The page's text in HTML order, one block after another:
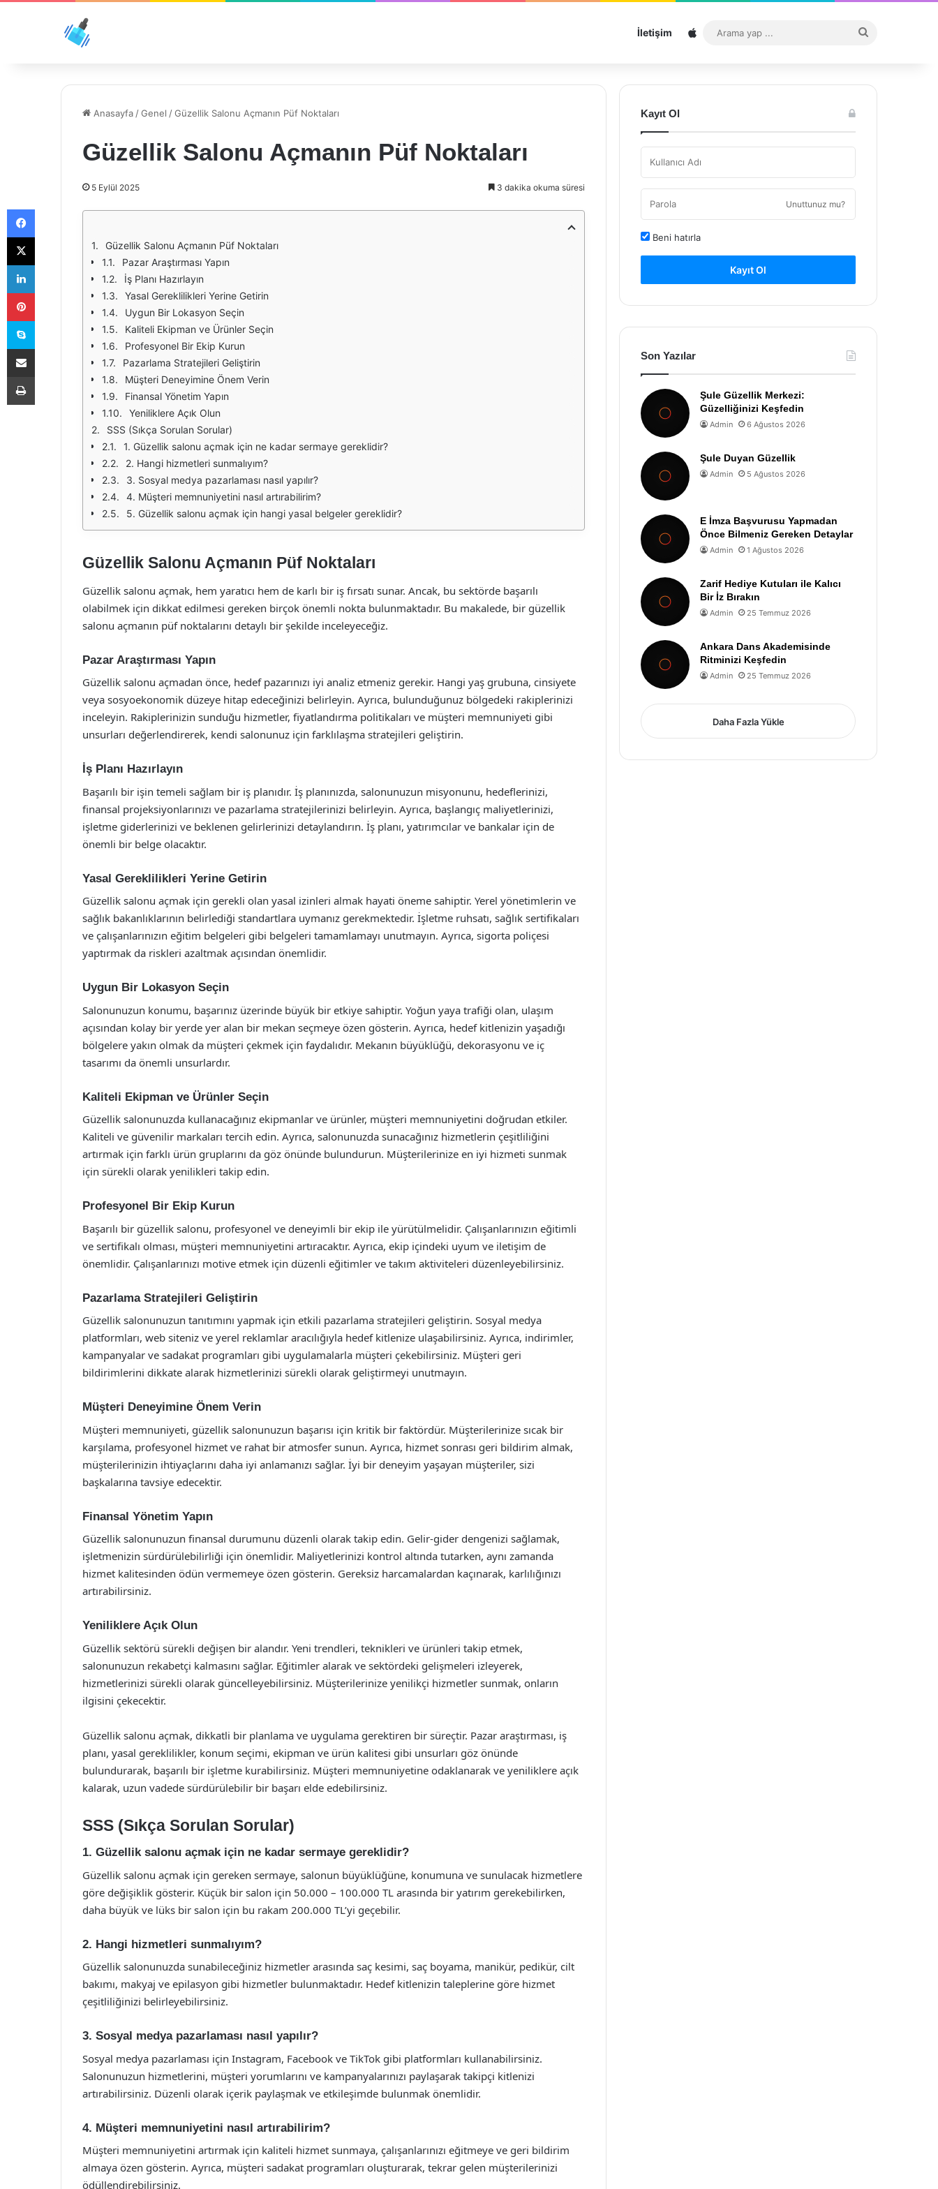
İletişim Sitemap
...
Anasayfa /Genel /Güzellik Salonu Açmanın Püf Noktaları
Güzellik Salonu Açmanın Püf Noktaları
5 Eylül 2025 3 dakika okuma süresi
Güzellik Salonu Açmanın Püf Noktaları
Pazar Araştırması Yapın
İş Planı Hazırlayın
Yasal Gereklilikleri Yerine Getirin
Uygun Bir Lokasyon Seçin
Kaliteli Ekipman ve Ürünler Seçin
Profesyonel Bir Ekip Kurun
Pazarlama Stratejileri Geliştirin
Müşteri Deneyimine Önem Verin
Finansal Yönetim Yapın
Yeniliklere Açık Olun
SSS (Sıkça Sorulan Sorular)
1. Güzellik salonu açmak için ne kadar sermaye gereklidir?
2. Hangi hizmetleri sunmalıyım?
3. Sosyal medya pazarlaması nasıl yapılır?
4. Müşteri memnuniyetini nasıl artırabilirim?
5. Güzellik salonu açmak için hangi yasal belgeler gereklidir?
Güzellik Salonu Açmanın Püf Noktaları
Güzellik salonu açmak, hem yaratıcı hem de karlı bir iş fırsatı sunar. Ancak, bu sektörde başarılı
olabilmek için dikkat edilmesi gereken birçok önemli nokta bulunmaktadır. Bu makalede, bir güzellik
salonu açmanın püf noktalarını detaylı bir şekilde inceleyeceğiz.
Pazar Araştırması Yapın
Güzellik salonu açmadan önce, hedef pazarınızı iyi analiz etmeniz gerekir. Hangi yaş grubuna, cinsiyete
veya sosyoekonomik düzeye hitap edeceğinizi belirleyin. Ayrıca, bulunduğunuz bölgedeki rakiplerinizi
inceleyin. Rakiplerinizin sunduğu hizmetler, fiyatlandırma politikaları ve müşteri memnuniyeti gibi
unsurları değerlendirerek, kendi salonunuz için farklılaşma stratejileri geliştirin.
İş Planı Hazırlayın
Başarılı bir işin temeli sağlam bir iş planıdır. İş planınızda, salonunuzun misyonunu, hedeflerinizi,
finansal projeksiyonlarınızı ve pazarlama stratejilerinizi belirleyin. Ayrıca, başlangıç maliyetlerinizi,
işletme giderlerinizi ve beklenen gelirlerinizi detaylandırın. İş planı, yatırımcılar ve bankalar için de
önemli bir belge olacaktır.
Yasal Gereklilikleri Yerine Getirin
Güzellik salonu açmak için gerekli olan yasal izinleri almak hayati öneme sahiptir. Yerel yönetimlerin ve
sağlık bakanlıklarının belirlediği standartlara uymanız gerekmektedir. İşletme ruhsatı, sağlık sertifikaları
ve çalışanlarınızın eğitim belgeleri gibi belgeleri tamamlamayı unutmayın. Ayrıca, sigorta poliçesi
yaptırmak da riskleri azaltmak açısından önemlidir.
Uygun Bir Lokasyon Seçin
Salonunuzun konumu, başarınız üzerinde büyük bir etkiye sahiptir. Yoğun yaya trafiği olan, ulaşım
açısından kolay bir yerde yer alan bir mekan seçmeye özen gösterin. Ayrıca, hedef kitlenizin yaşadığı
bölgelere yakın olmak da müşteri çekmek için faydalıdır. Mekanın büyüklüğü, dekorasyonu ve iç
tasarımı da önemli unsurlardır.
Kaliteli Ekipman ve Ürünler Seçin
Güzellik salonunuzda kullanacağınız ekipmanlar ve ürünler, müşteri memnuniyetini doğrudan etkiler.
Kaliteli ve güvenilir markaları tercih edin. Ayrıca, salonunuzda sunacağınız hizmetlerin çeşitliliğini
artırmak için farklı ürün gruplarını da göz önünde bulundurun. Müşterilerinize en iyi hizmeti sunmak
için sürekli olarak yenilikleri takip edin.
Profesyonel Bir Ekip Kurun
Başarılı bir güzellik salonu, profesyonel ve deneyimli bir ekip ile yürütülmelidir. Çalışanlarınızın eğitimli
ve sertifikalı olması, müşteri memnuniyetini artıracaktır. Ayrıca, ekip içindeki uyum ve iletişim de
önemlidir. Çalışanlarınızı motive etmek için düzenli eğitimler ve takım aktiviteleri düzenleyebilirsiniz.
Pazarlama Stratejileri Geliştirin
Güzellik salonunuzun tanıtımını yapmak için etkili pazarlama stratejileri geliştirin. Sosyal medya
platformları, web siteniz ve yerel reklamlar aracılığıyla hedef kitlenize ulaşabilirsiniz. Ayrıca, indirimler,
kampanyalar ve sadakat programları gibi uygulamalarla müşteri çekebilirsiniz. Müşteri geri
bildirimlerini dikkate alarak hizmetlerinizi sürekli olarak geliştirmeyi unutmayın.
Müşteri Deneyimine Önem Verin
Müşteri memnuniyeti, güzellik salonunuzun başarısı için kritik bir faktördür. Müşterilerinize sıcak bir
karşılama, profesyonel hizmet ve rahat bir atmosfer sunun. Ayrıca, hizmet sonrası geri bildirim almak,
müşterilerinizin ihtiyaçlarını daha iyi anlamanızı sağlar. İyi bir deneyim yaşayan müşteriler, sizi
başkalarına tavsiye edecektir.
Finansal Yönetim Yapın
Güzellik salonunuzun finansal durumunu düzenli olarak takip edin. Gelir-gider dengenizi sağlamak,
işletmenizin sürdürülebilirliği için önemlidir. Maliyetlerinizi kontrol altında tutarken, aynı zamanda
hizmet kalitesinden ödün vermemeye özen gösterin. Gereksiz harcamalardan kaçınarak, karlılığınızı
artırabilirsiniz.
Yeniliklere Açık Olun
Güzellik sektörü sürekli değişen bir alandır. Yeni trendleri, teknikleri ve ürünleri takip etmek,
salonunuzun rekabetçi kalmasını sağlar. Eğitimler alarak ve sektördeki gelişmeleri izleyerek,
hizmetlerinizi sürekli olarak güncelleyebilirsiniz. Müşterilerinize yenilikçi hizmetler sunmak, onların
ilgisini çekecektir.
Güzellik salonu açmak, dikkatli bir planlama ve uygulama gerektiren bir süreçtir. Pazar araştırması, iş
planı, yasal gereklilikler, konum seçimi, ekipman ve ürün kalitesi gibi unsurları göz önünde
bulundurarak, başarılı bir işletme kurabilirsiniz. Müşteri memnuniyetine odaklanarak ve yeniliklere açık
kalarak, uzun vadede sürdürülebilir bir başarı elde edebilirsiniz.
SSS (Sıkça Sorulan Sorular)
1. Güzellik salonu açmak için ne kadar sermaye gereklidir?
Güzellik salonu açmak için gereken sermaye, salonun büyüklüğüne, konumuna ve sunulacak hizmetlere
göre değişiklik gösterir. Küçük bir salon için 50.000 – 100.000 TL arasında bir yatırım gerekebilirken,
daha büyük ve lüks bir salon için bu rakam 200.000 TL’yi geçebilir.
2. Hangi hizmetleri sunmalıyım?
Güzellik salonunuzda sunabileceğiniz hizmetler arasında saç kesimi, saç boyama, manikür, pedikür, cilt
bakımı, makyaj ve epilasyon gibi hizmetler bulunmaktadır. Hedef kitlenizin taleplerine göre hizmet
çeşitliliğinizi belirleyebilirsiniz.
3. Sosyal medya pazarlaması nasıl yapılır?
Sosyal medya pazarlaması için Instagram, Facebook ve TikTok gibi platformları kullanabilirsiniz.
Salonunuzun hizmetlerini, müşteri yorumlarını ve kampanyalarınızı paylaşarak takipçi kitlenizi
artırabilirsiniz. Düzenli olarak içerik paylaşmak ve etkileşimde bulunmak önemlidir.
4. Müşteri memnuniyetini nasıl artırabilirim?
Müşteri memnuniyetini artırmak için kaliteli hizmet sunmaya, çalışanlarınızı eğitmeye ve geri bildirim
almaya özen gösterin. Ayrıca, müşteri sadakat programları oluşturarak, tekrar gelen müşterilerinizi
ödüllendirebilirsiniz.
Kayıt Ol
Unuttunuz mu?
Beni hatırla
Kayıt Ol
Son Yazılar
Şule Güzellik Merkezi:
Güzelliğinizi Keşfedin
Admin 6 Ağustos 2026
Şule Duyan Güzellik
Admin 5 Ağustos 2026
E İmza Başvurusu Yapmadan
Önce Bilmeniz Gereken Detaylar
Admin 1 Ağustos 2026
Zarif Hediye Kutuları ile Kalıcı
Bir İz Bırakın
Admin 25 Temmuz 2026
Ankara Dans Akademisinde
Ritminizi Keşfedin
Admin 25 Temmuz 2026
Daha Fazla Yükle
Facebook
X
LinkedIn
Pinterest
Skype
E-Posta ile paylaş